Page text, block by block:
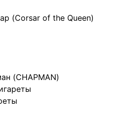
(Corsar of the Queen)
(CHAPMAN)